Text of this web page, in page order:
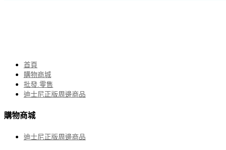
首頁
購物商城
批發.零售
迪士尼正版周邊商品
購物商城
迪士尼正版周邊商品